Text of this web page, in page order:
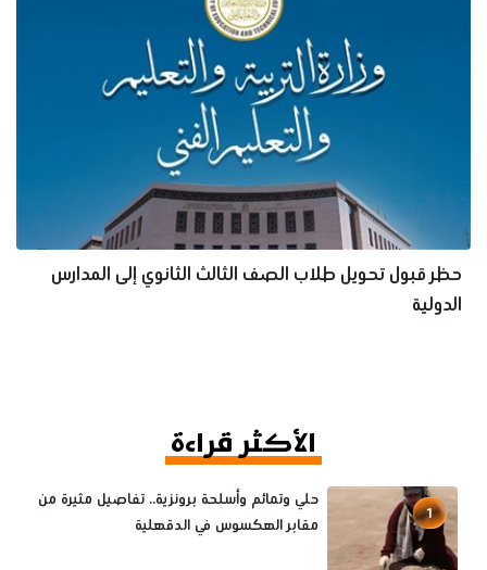
حظر قبول تحويل طلاب الصف الثالث الثانوي إلى المدارس
الدولية
الأكثر قراءة
1
حلي وتمائم وأسلحة برونزية.. تفاصيل مثيرة من
مقابر الهكسوس في الدقهلية